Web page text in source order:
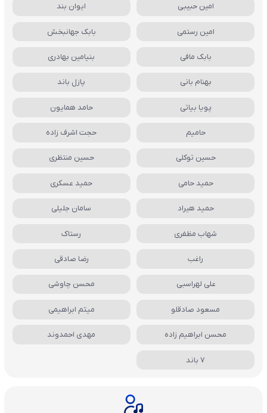
امین حبیبی ایوان بند
امین رستمی بابک جهانبخش
بابک مافی بنیامین بهادری
بهنام بانی پازل باند
پویا بیاتی حامد همایون
حامیم حجت اشرف زاده
حسین توکلی حسین منتظری
حمید حامی حمید عسکری
حمید هیراد سامان جلیلی
شهاب مظفری رستاک
راغب رضا صادقی
علی لهراسبی محسن چاوشی
مسعود صادقلو میثم ابراهیمی
محسن ابراهیم زاده مهدی احمدوند
7 باند